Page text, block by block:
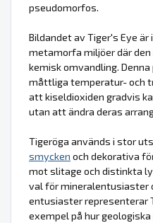
pseudomorfos.
Bildandet av Tiger's Eye
metamorfa miljöer där
kemisk omvandling.
måttliga temperatur- och
att kiseldioxiden gradvis
utan att ändra deras
Tigeröga används i stor
smycken och dekorativa
mot slitage och distinkta
val för mineralentusiaster
entusiaster representerar
exempel på hur